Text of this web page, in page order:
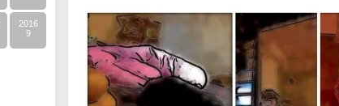
2016
9